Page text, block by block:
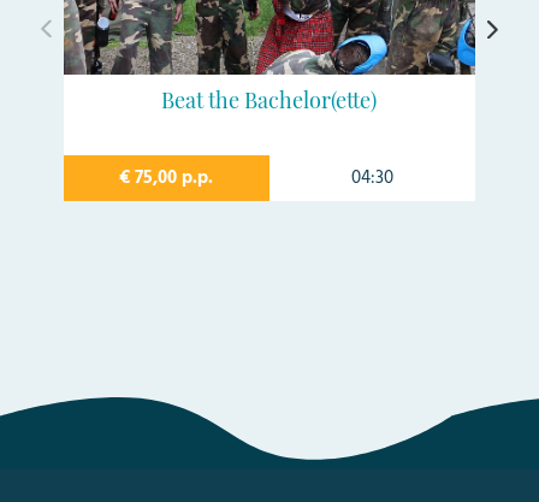
Beat the Bachelor(ette)
€ 75,00 p.p. 04:30